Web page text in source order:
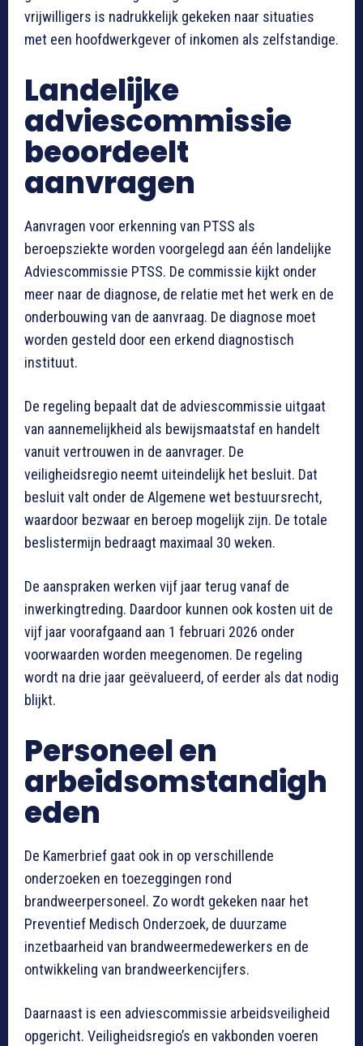
vrijwilligers is nadrukkelijk gekeken naar situaties
met een hoofdwerkgever of inkomen als zelfstandige.
Landelijke
adviescommissie
beoordeelt
aanvragen
Aanvragen voor erkenning van PTSS als
beroepsziekte worden voorgelegd aan één landelijke
Adviescommissie PTSS. De commissie kijkt onder
meer naar de diagnose, de relatie met het werk en de
onderbouwing van de aanvraag. De diagnose moet
worden gesteld door een erkend diagnostisch
instituut.
De regeling bepaalt dat de adviescommissie uitgaat
van aannemelijkheid als bewijsmaatstaf en handelt
vanuit vertrouwen in de aanvrager. De
veiligheidsregio neemt uiteindelijk het besluit. Dat
besluit valt onder de Algemene wet bestuursrecht,
waardoor bezwaar en beroep mogelijk zijn. De totale
beslistermijn bedraagt maximaal 30 weken.
De aanspraken werken vijf jaar terug vanaf de
inwerkingtreding. Daardoor kunnen ook kosten uit de
vijf jaar voorafgaand aan 1 februari 2026 onder
voorwaarden worden meegenomen. De regeling
wordt na drie jaar geëvalueerd, of eerder als dat nodig
blijkt.
Personeel en
arbeidsomstandigh
eden
De Kamerbrief gaat ook in op verschillende
onderzoeken en toezeggingen rond
brandweerpersoneel. Zo wordt gekeken naar het
Preventief Medisch Onderzoek, de duurzame
inzetbaarheid van brandweermedewerkers en de
ontwikkeling van brandweerkencijfers.
Daarnaast is een adviescommissie arbeidsveiligheid
opgericht. Veiligheidsregio’s en vakbonden voeren